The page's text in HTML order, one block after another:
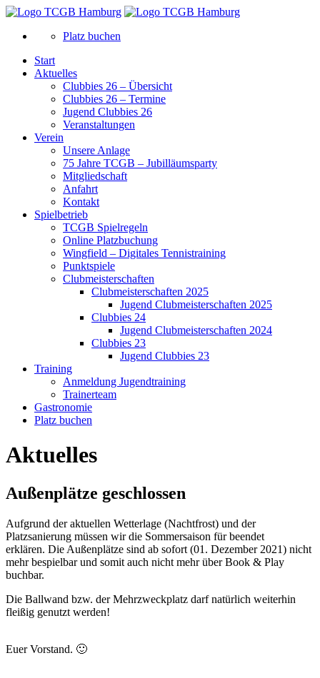
Platz buchen
Start
Aktuelles
Clubbies 26 – Übersicht
Clubbies 26 – Termine
Jugend Clubbies 26
Veranstaltungen
Verein
Unsere Anlage
75 Jahre TCGB – Jubilläumsparty
Mitgliedschaft
Anfahrt
Kontakt
Spielbetrieb
TCGB Spielregeln
Online Platzbuchung
Wingfield – Digitales Tennistraining
Punktspiele
Clubmeisterschaften
Clubmeisterschaften 2025
Jugend Clubmeisterschaften 2025
Clubbies 24
Jugend Clubmeisterschaften 2024
Clubbies 23
Jugend Clubbies 23
Training
Anmeldung Jugendtraining
Trainerteam
Gastronomie
Platz buchen
Aktuelles
Außenplätze geschlossen
Aufgrund der aktuellen Wetterlage (Nachtfrost) und der
Platzsanierung müssen wir die Sommersaison für beendet
erklären. Die Außenplätze sind ab sofort (01. Dezember 2021) nicht
mehr bespielbar und somit auch nicht mehr über Book & Play
buchbar.
Die Ballwand bzw. der Mehrzweckplatz darf natürlich weiterhin
fleißig genutzt werden!
Euer Vorstand. 🙂